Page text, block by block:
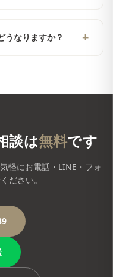
うなりますか？ +
談は無料です
軽にお電話・LINE・フォ
ださい。